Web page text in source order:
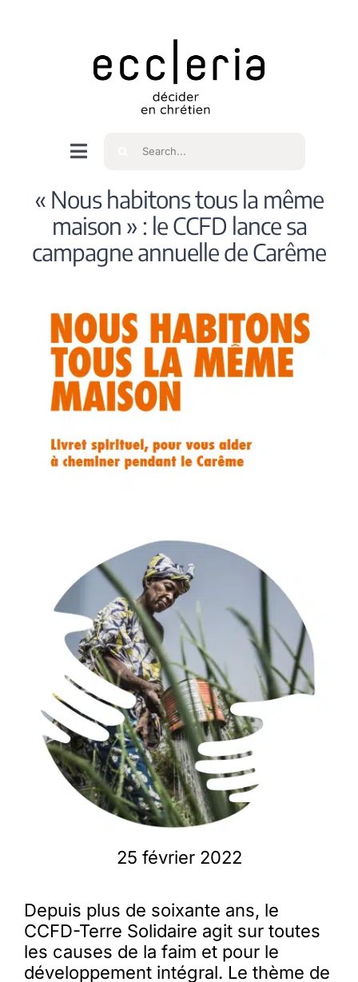
Navigation
bascule
Accueil
Qui sommes nous ?
Spiritualité
Membres
L’actu
La revue Responsables
Rechercher
« Nous habitons tous la même
maison » : le CCFD lance sa
campagne annuelle de Carême
25 février 2022
Depuis plus de soixante ans, le
CCFD-Terre Solidaire agit sur toutes
les causes de la faim et pour le
développement intégral. Le thème de